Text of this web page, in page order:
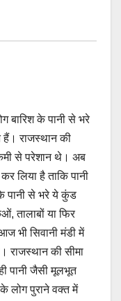
बारिश के पानी से भरे
हैं। राजस्थान की
से परेशान थे। अब
लिया है ताकि पानी
पानी से भरे ये कुंड
तालाबों या फिर
भी सिवानी मंडी में
राजस्थान की सीमा
पानी जैसी मूलभूत
लोग पुराने वक्त में